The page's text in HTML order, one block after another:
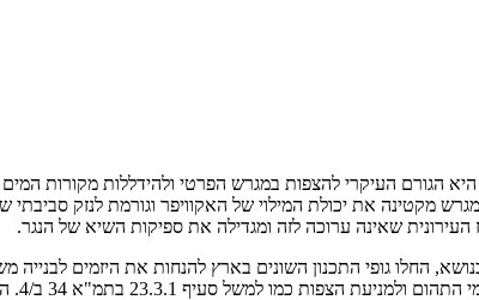
הגורם העיקרי להצפות במגרש הפרטי ולהידללות מקורות
מקטינה את יכולת המילוי של האקוויפר וגורמת לנזק
שאינה ערוכה לזה ומגדילה את ספיקות השיא של הנגר.
4. הדרישה להשארת שטח מחלחל נקבעת לפי סיווג האזור להחדרה, סוג הקרקע, זיהומים במי התהום והקרבה לים.